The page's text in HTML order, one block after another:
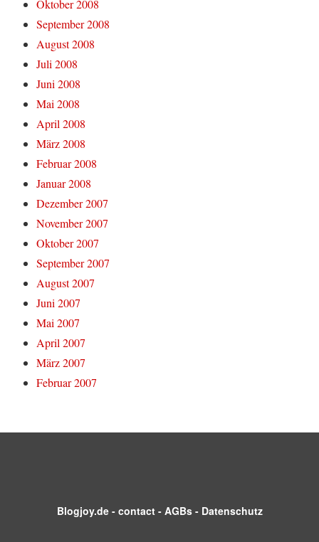
Oktober 2008
September 2008
August 2008
Juli 2008
Juni 2008
Mai 2008
April 2008
März 2008
Februar 2008
Januar 2008
Dezember 2007
November 2007
Oktober 2007
September 2007
August 2007
Juni 2007
Mai 2007
April 2007
März 2007
Februar 2007
Blogjoy.de- contact- AGBs- Datenschutz